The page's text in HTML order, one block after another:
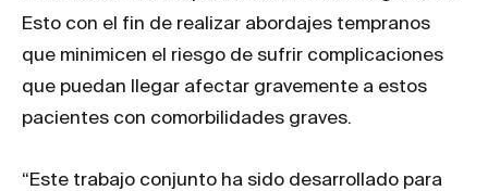
Esto con el fin de realizar abordajes tempranos
que minimicen el riesgo de sufrir complicaciones
que puedan llegar afectar gravemente a estos
pacientes con comorbilidades graves.
“Este trabajo conjunto ha sido desarrollado para